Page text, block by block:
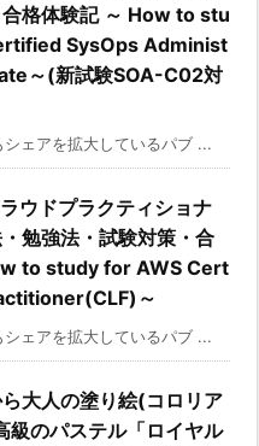
格体験記 ～ How to stu
SysOps Administ
～(新試験SOA-C02対
ェアを拡大しているパブ ...
ウドプラクティショナ
勉強法・試験対策・合
to study for AWS Cert
～
ェアを拡大しているパブ ...
大人の塗り絵(コロリア
級のパステル「ロイヤル